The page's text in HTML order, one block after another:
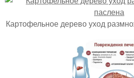
Картофельное дерево уход